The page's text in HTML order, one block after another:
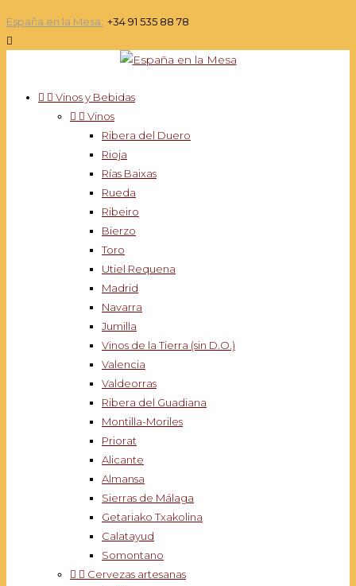
España en la Mesa: +34 91 535 88 78

  Vinos y Bebidas
  Vinos
Ribera del Duero
Rioja
Rías Baixas
Rueda
Ribeiro
Bierzo
Toro
Utiel Requena
Madrid
Navarra
Jumilla
Vinos de la Tierra (sin D.O.)
Valencia
Valdeorras
Ribera del Guadiana
Montilla-Moriles
Priorat
Alicante
Almansa
Sierras de Málaga
Getariako Txakolina
Calatayud
Somontano
  Cervezas artesanas